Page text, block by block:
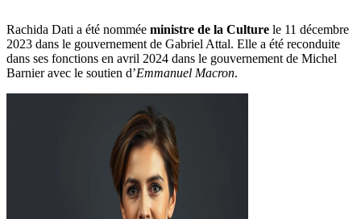
Rachida Dati a été nommée ministre de la Culture le 11 décembre
2023 dans le gouvernement de Gabriel Attal. Elle a été reconduite
dans ses fonctions en avril 2024 dans le gouvernement de Michel
Barnier avec le soutien d’Emmanuel Macron.